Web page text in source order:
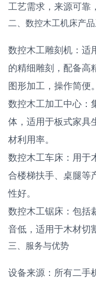
工艺需求，来源可靠
二、数控木工机床产
数控木工雕刻机：适
的精细雕刻，配备高
图形加工，操作简便。
数控木工加工中心：
体，适用于板式家具
材利用率。
数控木工车床：用于
合楼梯扶手、桌腿等
性好。
数控木工锯床：包括
音低，适用于木材切
三、服务与优势
设备来源：所有二手